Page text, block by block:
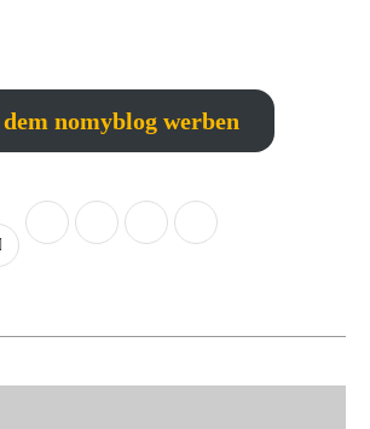
nomyblog werben